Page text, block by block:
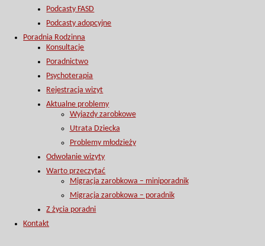
Podcasty FASD
Podcasty adopcyjne
Poradnia Rodzinna
Konsultacje
Poradnictwo
Psychoterapia
Rejestracja wizyt
Aktualne problemy
Wyjazdy zarobkowe
Utrata Dziecka
Problemy młodzieży
Odwołanie wizyty
Warto przeczytać
Migracja zarobkowa – miniporadnik
Migracja zarobkowa – poradnik
Z życia poradni
Kontakt